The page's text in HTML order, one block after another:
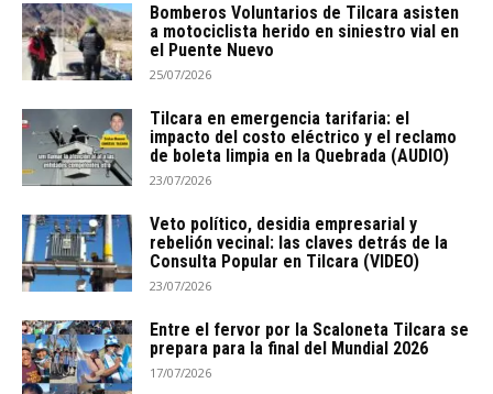
Bomberos Voluntarios de Tilcara asisten
a motociclista herido en siniestro vial en
el Puente Nuevo
25/07/2026
Tilcara en emergencia tarifaria: el
impacto del costo eléctrico y el reclamo
de boleta limpia en la Quebrada (AUDIO)
23/07/2026
Veto político, desidia empresarial y
rebelión vecinal: las claves detrás de la
Consulta Popular en Tilcara (VIDEO)
23/07/2026
Entre el fervor por la Scaloneta Tilcara se
prepara para la final del Mundial 2026
17/07/2026